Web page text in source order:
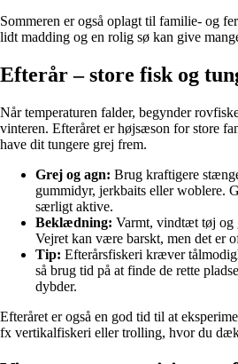
Sommeren er også oplagt til familie- og
lidt madding og en rolig sø kan give
Efterår – store fisk og
Når temperaturen falder, begynder
vinteren. Efteråret er højsæson for store
have dit tungere grej frem.
Grej og agn: Brug kraftigere
gummidyr, jerkbaits eller woblere.
særligt aktive.
Beklædning: Varmt, vindtæt tøj og
Vejret kan være barskt, men det er
Tip: Efterårsfiskeri kræver
så brug tid på at finde de rette
dybder.
Efteråret er også en god tid til at
fx vertikalfiskeri eller trolling, hvor du